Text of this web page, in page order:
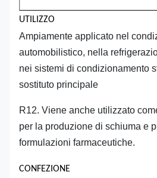
UTILIZZO
Ampiamente applicato nel
automobilistico, nella
nei sistemi di condizionamento
sostituto principale
R12. Viene anche utilizzato
per la produzione di schiuma e
formulazioni farmaceutiche.
CONFEZIONE